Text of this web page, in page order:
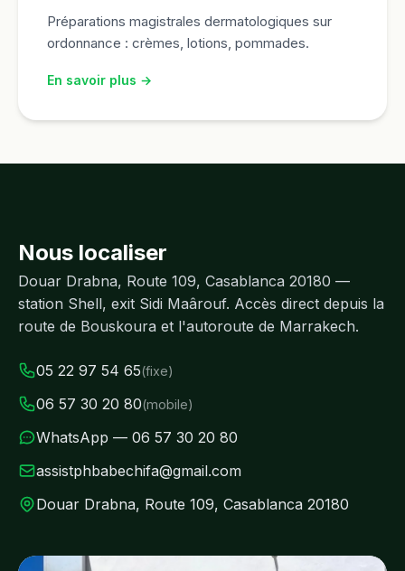
Préparations magistrales dermatologiques sur
ordonnance : crèmes, lotions, pommades.
En savoir plus →
Nous localiser
Douar Drabna, Route 109, Casablanca 20180 —
station Shell, exit Sidi Maârouf. Accès direct depuis la
route de Bouskoura et l'autoroute de Marrakech.
05 22 97 54 65(fixe)
06 57 30 20 80(mobile)
WhatsApp — 06 57 30 20 80
assistphbabechifa@gmail.com
Douar Drabna, Route 109, Casablanca 20180